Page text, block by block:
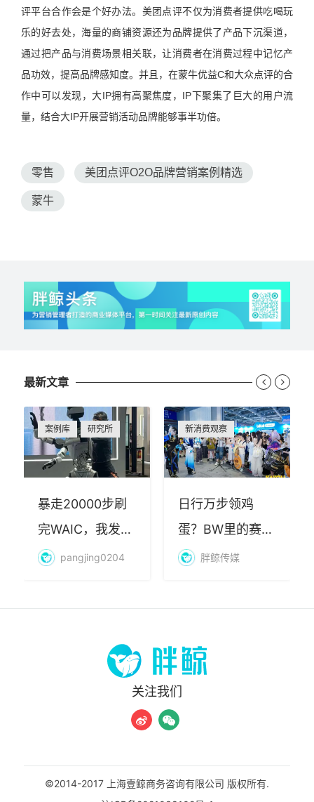
评平台合作会是个好办法。美团点评不仅为消费者提供吃喝玩
乐的好去处，海量的商铺资源还为品牌提供了产品下沉渠道，
通过把产品与消费场景相关联，让消费者在消费过程中记忆产
品功效，提高品牌感知度。并且，在蒙牛优益C和大众点评的合
作中可以发现，大IP拥有高聚焦度，IP下聚集了巨大的用户流
量，结合大IP开展营销活动品牌能够事半功倍。
零售 美团点评O2O品牌营销案例精选
蒙牛
最新文章
案例库 研究所
暴走20000步刷
完WAIC，我发现
AI最赚钱的不是
pangjing0204
新消费观察
日行万步领鸡
蛋？BW里的赛博
朝圣，藏着品牌
胖鲸传媒
 
关注我们
©2014-2017 上海壹鲸商务咨询有限公司 版权所有.